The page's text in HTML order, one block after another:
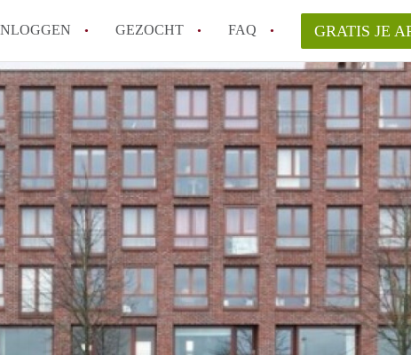
GEZOCHT FAQ
How to translate AppartementenUtrecht!
Wat is AppartementenUtrecht?
Wat is de privacyverklaring van AppartementenUtrecht ?
Berekent AppartementenUtrecht
makelaarsvergoeding/bemiddelingsvergoeding?
Is AppartementenUtrecht verantwoordelijk voor het aangeboden
Appartement / Appartementen in Utrecht?
Alle veelgestelde vragen
GRATIS JE